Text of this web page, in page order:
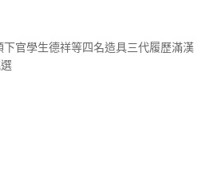
官學生德祥等四名造具三代履歷滿漢